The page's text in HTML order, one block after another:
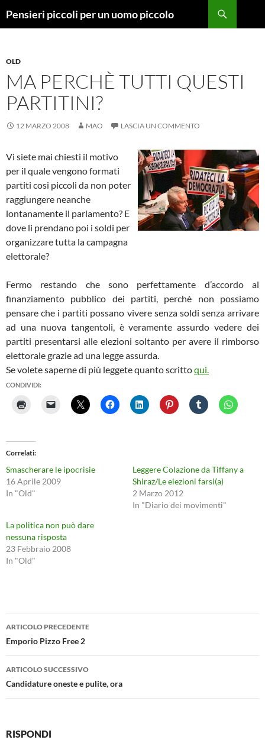
Pensieri piccoli per un uomo piccolo
OLD
MA PERCHÈ TUTTI QUESTI
PARTITINI?
12 MARZO 2008 MAO LASCIA UN COMMENTO
Vi siete mai chiesti il motivo
per il quale vengono formati
partiti cosi piccoli da non poter
raggiungere neanche
lontanamente il parlamento? E
dove li prendano poi i soldi per
organizzare tutta la campagna
elettorale?
Fermo restando che sono perfettamente d’accordo al
finanziamento pubblico dei partiti, perchè non possiamo
pensare che i partiti possano vivere senza soldi senza arrivare
ad una nuova tangentoli, è veramente assurdo vedere dei
partiti presentarsi alle elezioni soltanto per avere il rimborso
elettorale grazie ad una legge assurda.
Se volete saperne di più leggete quanto scrittoqui.
CONDIVIDI:
Correlati
Smascherare le ipocrisie
16 Aprile 2009
In "Old"
Leggere Colazione da Tiffany a
Shiraz/Le elezioni farsi(a)
2 Marzo 2012
In "Diario dei movimenti"
La politica non può dare
nessuna risposta
23 Febbraio 2008
In "Old"
Navigazione
articolo
ARTICOLO PRECEDENTE
Emporio Pizzo Free 2
ARTICOLO SUCCESSIVO
Candidature oneste e pulite, ora
RISPONDI